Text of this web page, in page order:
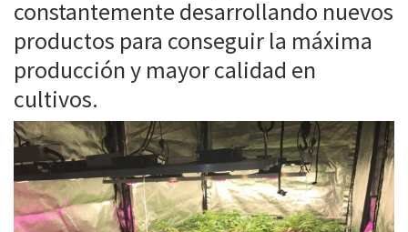
constantemente desarrollando nuevos
productos para conseguir la máxima
producción y mayor calidad en
cultivos.